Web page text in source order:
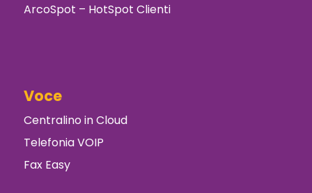
ArcoSpot – HotSpot Clienti
Voce
Centralino in Cloud
Telefonia VOIP
Fax Easy